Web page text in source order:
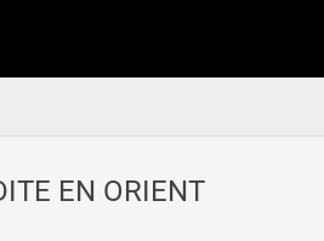
EN ORIENT